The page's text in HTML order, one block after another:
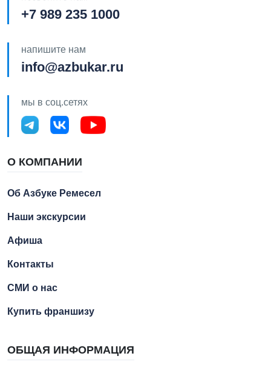
+7 989 235 1000
напишите нам
info@azbukar.ru
мы в соц.сетях
О КОМПАНИИ
Об Азбуке Ремесел
Наши экскурсии
Афиша
Контакты
СМИ о нас
Купить франшизу
ОБЩАЯ ИНФОРМАЦИЯ